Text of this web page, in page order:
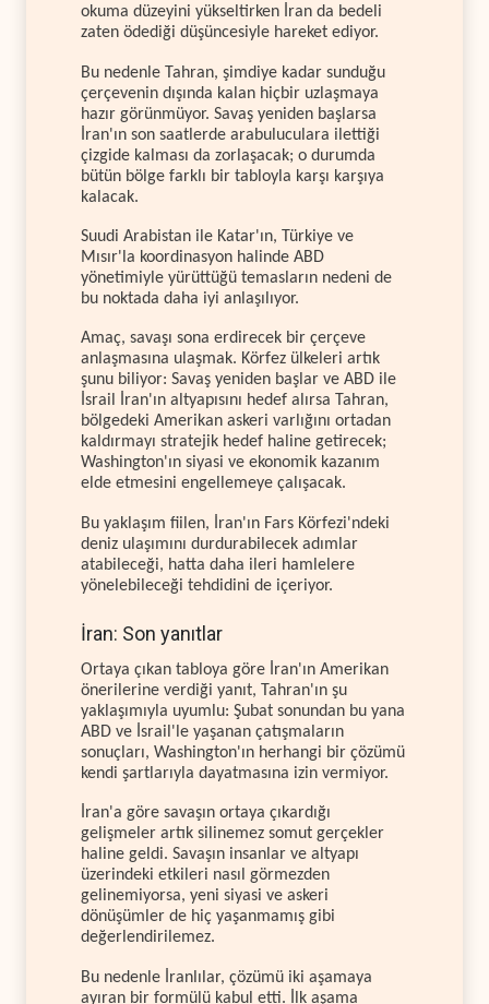
okuma düzeyini yükseltirken İran da bedeli
zaten ödediği düşüncesiyle hareket ediyor.
Bu nedenle Tahran, şimdiye kadar sunduğu
çerçevenin dışında kalan hiçbir uzlaşmaya
hazır görünmüyor. Savaş yeniden başlarsa
İran'ın son saatlerde arabuluculara ilettiği
çizgide kalması da zorlaşacak; o durumda
bütün bölge farklı bir tabloyla karşı karşıya
kalacak.
Suudi Arabistan ile Katar'ın, Türkiye ve
Mısır'la koordinasyon halinde ABD
yönetimiyle yürüttüğü temasların nedeni de
bu noktada daha iyi anlaşılıyor.
Amaç, savaşı sona erdirecek bir çerçeve
anlaşmasına ulaşmak. Körfez ülkeleri artık
şunu biliyor: Savaş yeniden başlar ve ABD ile
İsrail İran'ın altyapısını hedef alırsa Tahran,
bölgedeki Amerikan askeri varlığını ortadan
kaldırmayı stratejik hedef haline getirecek;
Washington'ın siyasi ve ekonomik kazanım
elde etmesini engellemeye çalışacak.
Bu yaklaşım fiilen, İran'ın Fars Körfezi'ndeki
deniz ulaşımını durdurabilecek adımlar
atabileceği, hatta daha ileri hamlelere
yönelebileceği tehdidini de içeriyor.
İran: Son yanıtlar
Ortaya çıkan tabloya göre İran'ın Amerikan
önerilerine verdiği yanıt, Tahran'ın şu
yaklaşımıyla uyumlu: Şubat sonundan bu yana
ABD ve İsrail'le yaşanan çatışmaların
sonuçları, Washington'ın herhangi bir çözümü
kendi şartlarıyla dayatmasına izin vermiyor.
İran'a göre savaşın ortaya çıkardığı
gelişmeler artık silinemez somut gerçekler
haline geldi. Savaşın insanlar ve altyapı
üzerindeki etkileri nasıl görmezden
gelinemiyorsa, yeni siyasi ve askeri
dönüşümler de hiç yaşanmamış gibi
değerlendirilemez.
Bu nedenle İranlılar, çözümü iki aşamaya
ayıran bir formülü kabul etti. İlk aşama